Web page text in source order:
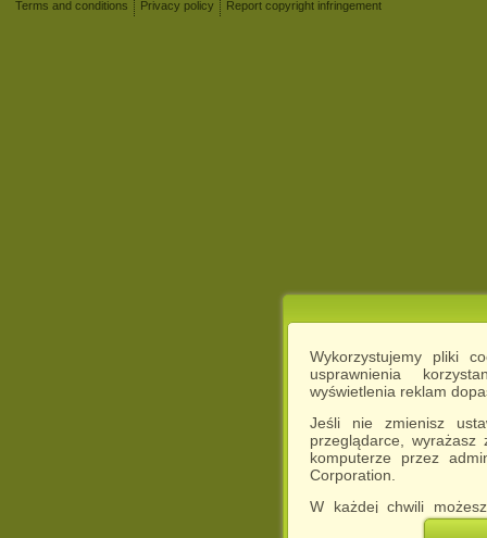
Wykorzystujemy pliki
usprawnienia
wyświetlenia reklam
Jeśli nie zmienisz
przeglądarce,
komputerze przez
Corporation.
W każdej chwili
cookies w swojej
Terms and conditions
Privacy policy Report copyright infringement